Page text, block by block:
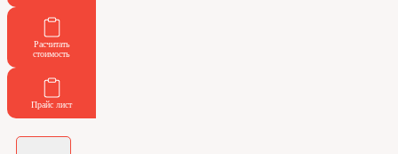
Расчитать
стоимость
Прайс лист